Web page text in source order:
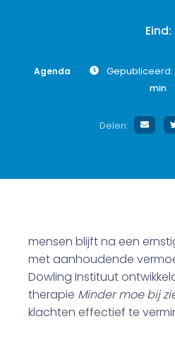
Eind:
Agenda Gepubliceerd:
min
Delen:
mensen blijft na een
met aanhoudende
Dowling Instituut
therapie Minder moe bij
klachten effectief te